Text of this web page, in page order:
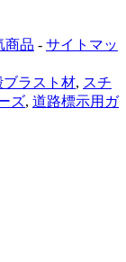
商品 - サイトマッ
ブラスト材, スチ
ズ, 道路標示用ガ